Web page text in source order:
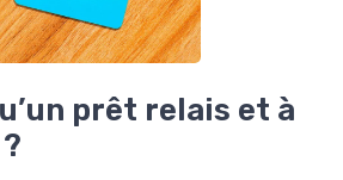
prêt relais et à